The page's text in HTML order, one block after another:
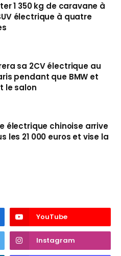
1 350 kg de caravane à
électrique à quatre
sa 2CV électrique au
pendant que BMW et
le salon
électrique chinoise arrive
les 21 000 euros et vise la
YouTube
Instagram